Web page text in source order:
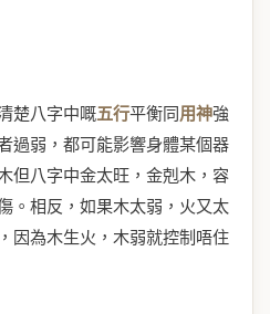
楚八字中嘅五行平衡同用神強
過弱，都可能影響身體某個器
但八字中金太旺，金剋木，容
。相反，如果木太弱，火又太
因為木生火，木弱就控制唔住